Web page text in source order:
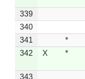
339
340
341
*
342
X *
343